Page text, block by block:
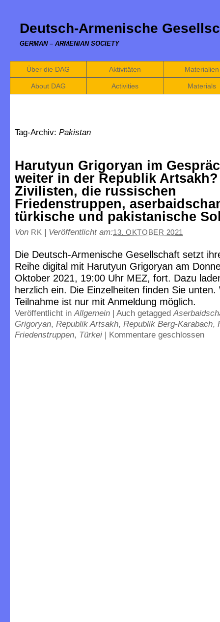
Deutsch-Armenische
GERMAN – ARMENIAN SOCIETY
Über die DAG Aktivitäten Materialien
About DAG Activities Materials
Tag-Archiv: Pakistan
Harutyun Grigoryan im
weiter in der Republik
Zivilisten, die russischen
Friedenstruppen,
türkische und pakistanische
Von RK | Veröffentlicht am:13. OKTOBER 2021
Die Deutsch-Armenische Gesellschaft setzt
Reihe digital mit Harutyun Grigoryan am
Oktober 2021, 19:00 Uhr MEZ, fort. Dazu
herzlich ein. Die Einzelheiten finden Sie unten.
Teilnahme ist nur mit Anmeldung möglich.
Veröffentlicht inAllgemein | Auch getagged
Grigoryan, Republik Artsakh, Republik Berg-Karabach,
Friedenstruppen, Türkei | Kommentare geschlossen